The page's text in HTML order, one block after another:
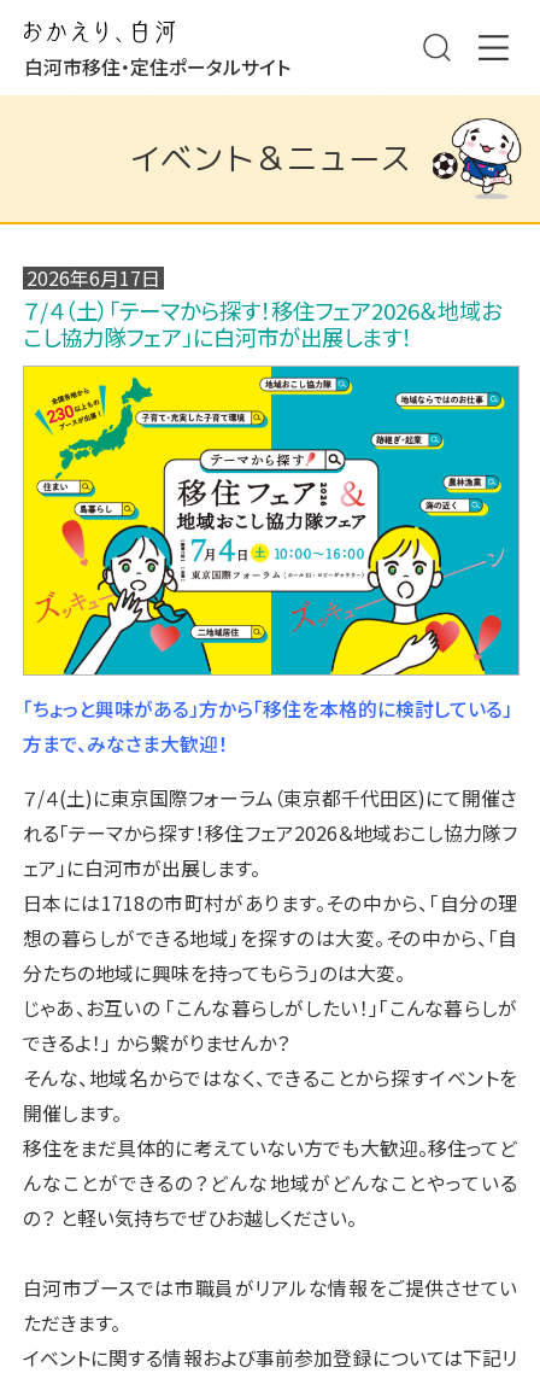
白河市移住・定住ポータルサイト
イベント＆ニュース
2026年6月17日
７/４（土）「テーマから探す！移住フェア2026＆地域お
こし協力隊フェア」に白河市が出展します！
「ちょっと興味がある」方から「移住を本格的に検討している」
方まで、みなさま大歓迎！
７/４(土)に東京国際フォーラム（東京都千代田区)にて開催さ
れる「テーマから探す！移住フェア2026＆地域おこし協力隊フ
ェア」に白河市が出展します。
日本には1718の市町村があります。その中から、「自分の理
想の暮らしができる地域」を探すのは大変。その中から、「自
分たちの地域に興味を持ってもらう」のは大変。
じゃあ、お互いの 「こんな暮らしがしたい！」「こんな暮らしが
できるよ！」 から繋がりませんか？
そんな、地域名からではなく、できることから探すイベントを
開催します。
移住をまだ具体的に考えていない方でも大歓迎。移住ってど
んなことができるの？どんな地域がどんなことやっている
の？ と軽い気持ちでぜひお越しください。
白河市ブースでは市職員がリアルな情報をご提供させてい
ただきます。
イベントに関する情報および事前参加登録については下記リ